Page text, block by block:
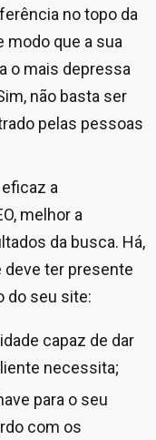
no topo da
modo que a sua
o mais depressa
não basta ser
pelas pessoas
a
melhor a
da busca. Há,
deve ter presente
do seu site:
capaz de dar
necessita;
para o seu
com os